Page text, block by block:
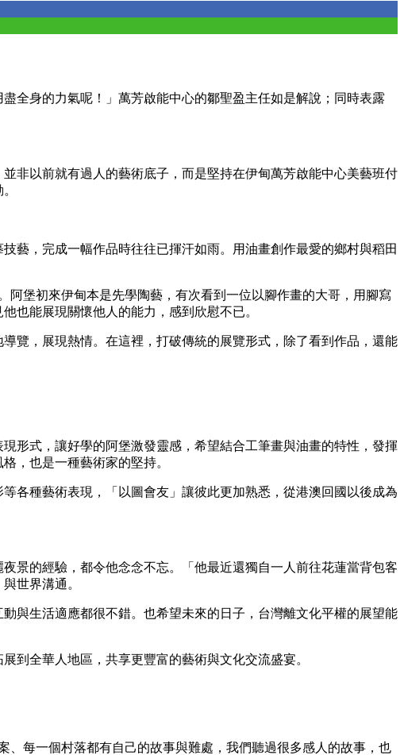
全身的力氣呢！」萬芳啟能中心的鄒聖盈主任如是解說；同時表露
非以前就有過人的藝術底子，而是堅持在伊甸萬芳啟能中心美藝班付
藝，完成一幅作品時往往已揮汗如雨。用油畫創作最愛的鄉村與稻田
堡初來伊甸本是先學陶藝，有次看到一位以腳作畫的大哥，用腳寫
也能展現關懷他人的能力，感到欣慰不已。
覽，展現熱情。在這裡，打破傳統的展覽形式，除了看到作品，還能
形式，讓好學的阿堡激發靈感，希望結合工筆畫與油畫的特性，發揮
，也是一種藝術家的堅持。
各種藝術表現，「以圖會友」讓彼此更加熟悉，從港澳回國以後成為
景的經驗，都令他念念不忘。「他最近還獨自一人前往花蓮當背包客
世界溝通。
與生活適應都很不錯。也希望未來的日子，台灣離文化平權的展望能
到全華人地區，共享更豐富的藝術與文化交流盛宴。
、每一個村落都有自己的故事與難處，我們聽過很多感人的故事，也